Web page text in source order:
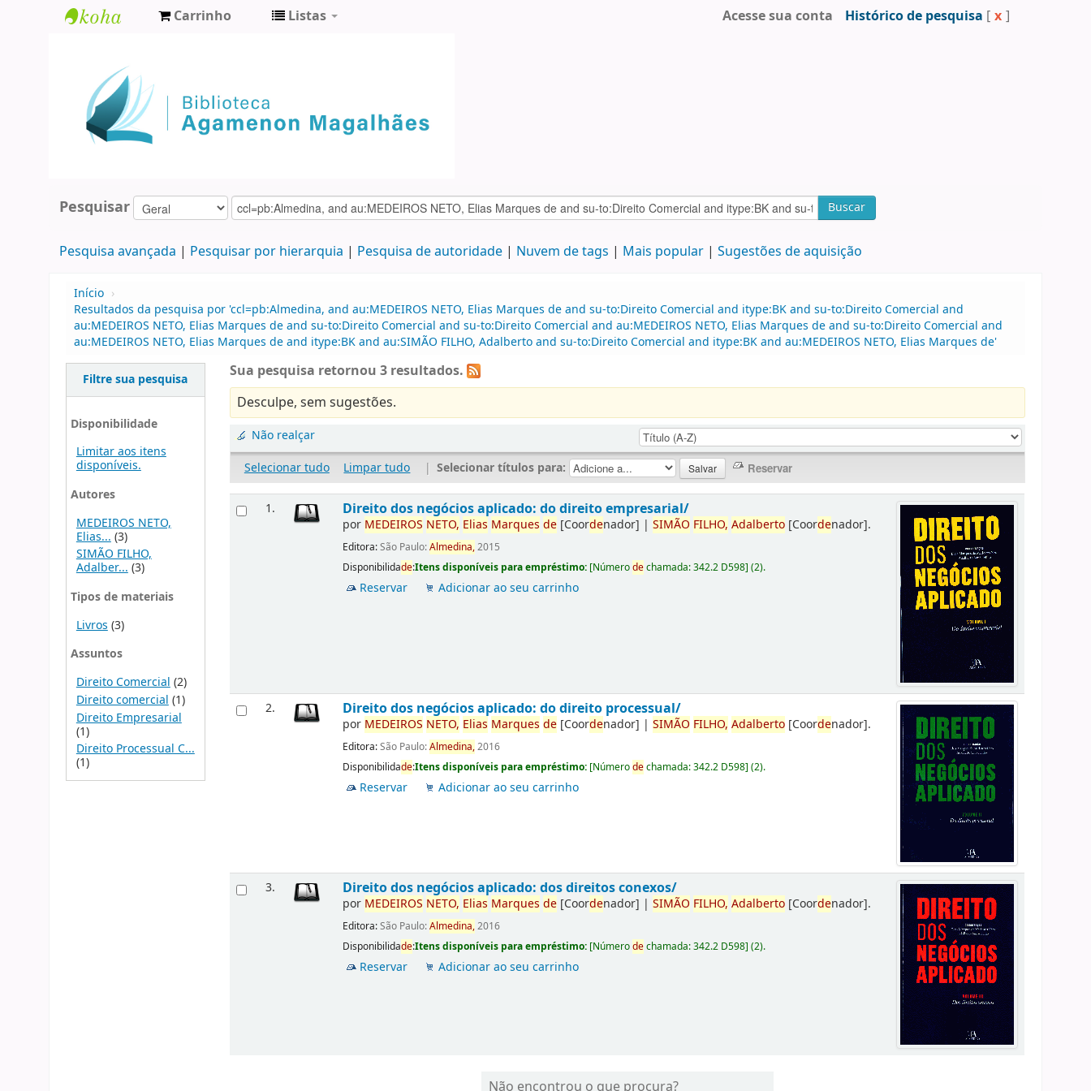
Agamenon
Magalhães
Carrinho Listas Acesse sua conta Histórico de pesquisa [ x ]
Pesquisar Buscar
Pesquisa avançada Pesquisar por hierarquia Pesquisa de autoridade Nuvem de tags Mais popular Sugestões de aquisição
Início ›
Resultados da pesquisa por 'ccl=pb:Almedina, and au:MEDEIROS NETO, Elias Marques de and su-to:Direito Comercial and itype:BK and su-to:Direito Comercial and
au:MEDEIROS NETO, Elias Marques de and su-to:Direito Comercial and su-to:Direito Comercial and au:MEDEIROS NETO, Elias Marques de and su-to:Direito Comercial and
au:MEDEIROS NETO, Elias Marques de and itype:BK and au:SIMÃO FILHO, Adalberto and su-to:Direito Comercial and itype:BK and au:MEDEIROS NETO, Elias Marques de'
Filtre sua pesquisa
Disponibilidade
Limitar aos itens
disponíveis.
Autores
MEDEIROS NETO,
Elias... (3)
SIMÃO FILHO,
Adalber...(3)
Tipos de materiais
Livros (3)
Assuntos
Direito Comercial (2)
Direito comercial (1)
Direito Empresarial
(1)
Direito Processual C...
(1)
Sua pesquisa retornou 3 resultados.
Desculpe, sem sugestões.
Não realçar
Selecionar tudo
Limpar tudo | Selecionar títulos para:
1. Direito dos negócios aplicado: do direito empresarial/
por MEDEIROS NETO, Elias Marques de [Coordenador] |SIMÃO FILHO, Adalberto [Coordenador].
Editora:São Paulo:Almedina,2015
Disponibilidade:Itens disponíveis para empréstimo: [Númerodechamada:342.2 D598](2).
Reservar Adicionar ao seu carrinho
2. Direito dos negócios aplicado: do direito processual/
por MEDEIROS NETO, Elias Marques de [Coordenador] |SIMÃO FILHO, Adalberto [Coordenador].
Editora:São Paulo:Almedina,2016
Disponibilidade:Itens disponíveis para empréstimo: [Númerodechamada:342.2 D598](2).
Reservar Adicionar ao seu carrinho
3. Direito dos negócios aplicado: dos direitos conexos/
por MEDEIROS NETO, Elias Marques de [Coordenador] |SIMÃO FILHO, Adalberto [Coordenador].
Editora:São Paulo:Almedina,2016
Disponibilidade:Itens disponíveis para empréstimo: [Númerodechamada:342.2 D598](2).
Reservar Adicionar ao seu carrinho